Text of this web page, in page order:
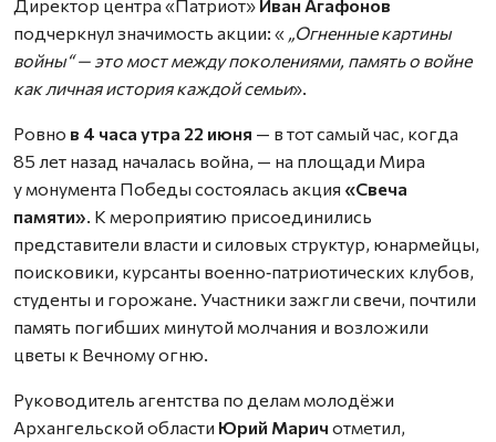
Директор центра «Патриот» Иван Агафонов
подчеркнул значимость акции: « „Огненные картины
войны“ — это мост между поколениями, память о войне
как личная история каждой семьи».
Ровно в 4 часа утра 22 июня — в тот самый час, когда
85 лет назад началась война, — на площади Мира
у монумента Победы состоялась акция «Свеча
памяти» . К мероприятию присоединились
представители власти и силовых структур, юнармейцы,
поисковики, курсанты военно‑патриотических клубов,
студенты и горожане. Участники зажгли свечи, почтили
память погибших минутой молчания и возложили
цветы к Вечному огню.
Руководитель агентства по делам молодёжи
Архангельской области Юрий Марич отметил,